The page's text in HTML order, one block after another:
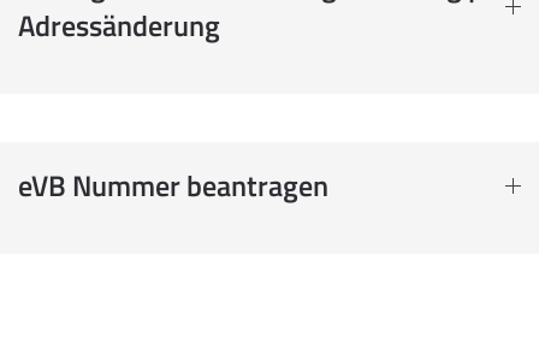
Adressänderung
eVB Nummer beantragen